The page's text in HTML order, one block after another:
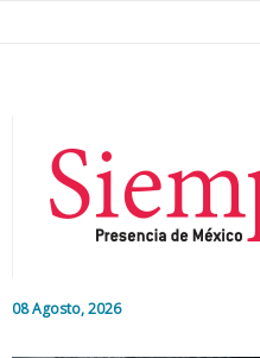
08 Agosto, 2026